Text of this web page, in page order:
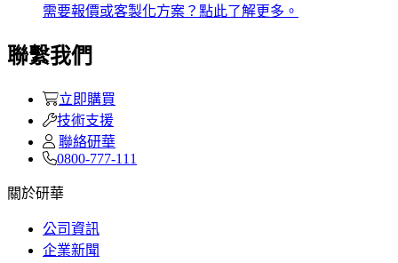
需要報價或客製化方案？點此了解更多。
聯繫我們
立即購買
技術支援
聯絡研華
0800-777-111
關於研華
公司資訊
企業新聞